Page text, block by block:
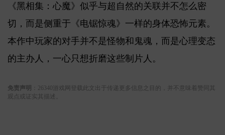
《黑相集：心魔》似乎与超自然的关联并不怎么密
切，而是侧重于《电锯惊魂》一样的身体恐怖元素。
本作中玩家的对手并不是怪物和鬼魂，而是心理变态
的主办人，一心只想折磨这些制片人。
免责声明
：26340游戏网登载此文出于传递更多信息之目的，并不意味着赞同其
观点或证实其描述。